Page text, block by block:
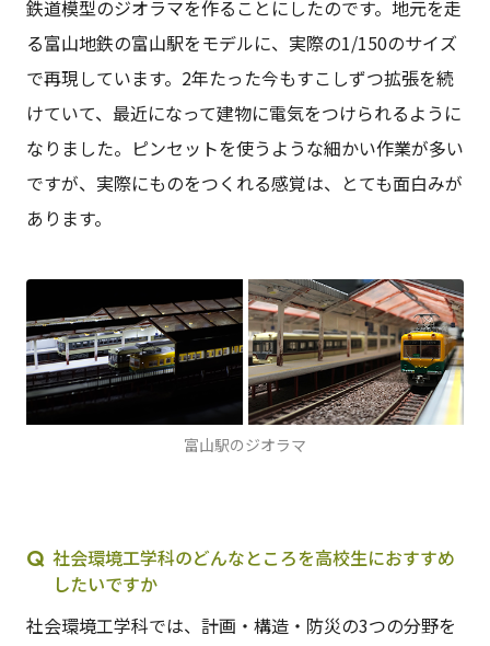
鉄道模型のジオラマを作ることにしたのです。地元を走
る富山地鉄の富山駅をモデルに、実際の1/150のサイズ
で再現しています。2年たった今もすこしずつ拡張を続
けていて、最近になって建物に電気をつけられるように
なりました。ピンセットを使うような細かい作業が多い
ですが、実際にものをつくれる感覚は、とても面白みが
あります。
富山駅のジオラマ
社会環境工学科のどんなところを高校生におすすめ
したいですか
社会環境工学科では、計画・構造・防災の3つの分野を